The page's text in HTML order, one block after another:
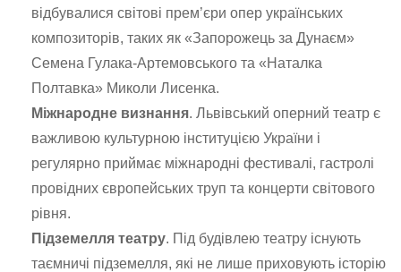
відбувалися світові прем’єри опер українських
композиторів, таких як «Запорожець за Дунаєм»
Семена Гулака-Артемовського та «Наталка
Полтавка» Миколи Лисенка.
Міжнародне визнання. Львівський оперний театр є
важливою культурною інституцією України і
регулярно приймає міжнародні фестивалі, гастролі
провідних європейських труп та концерти світового
рівня.
Підземелля театру. Під будівлею театру існують
таємничі підземелля, які не лише приховують історію